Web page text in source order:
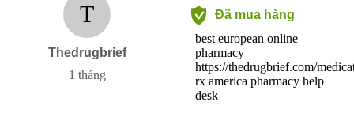
T
Thedrugbrief
1 tháng
Đã mua hàng
best european online
pharmacy
https://thedrugbrief.com/
rx america pharmacy help
desk